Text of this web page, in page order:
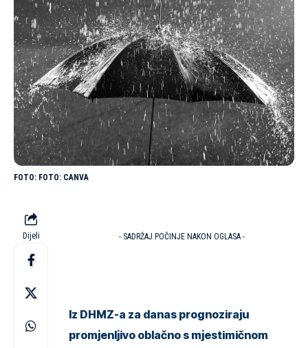
FOTO: CANVA
Dijeli - SADRŽAJ POČINJE NAKON OGLASA -
Iz DHMZ-a za danas prognoziraju
promjenljivo oblačno s mjestimičnom